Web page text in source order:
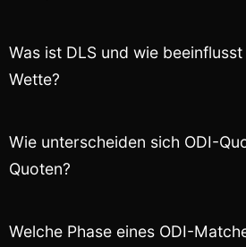
Was ist DLS und wie
Wette?
Wie unterscheiden sich ODI-
Quoten?
Welche Phase eines ODI-